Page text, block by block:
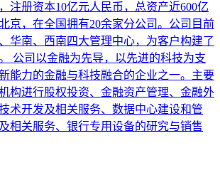
注册资本10亿元人民币，总资产近600亿
京，在全国拥有20余家分公司。公司目前
华南、西南四大管理中心，为客户构建了
公司以金融为先导，以先进的科技为支
能力的金融与科技融合的企业之一。主要
构进行股权投资、金融资产管理、金融外
术开发及相关服务、数据中心建设和管
相关服务、银行专用设备的研究与销售